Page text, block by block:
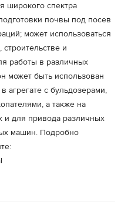
широкого спектра
почвы под посев
может использоваться
и
работы в различных
может быть использован
агрегате с бульдозерами,
а также на
и для привода различных
машин. Подробно